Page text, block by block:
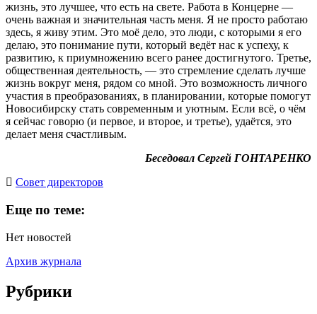
жизнь, это лучшее, что есть на свете. Работа в Концерне —
очень важная и значительная часть меня. Я не просто работаю
здесь, я живу этим. Это моё дело, это люди, с которыми я его
делаю, это понимание пути, который ведёт нас к успеху, к
развитию, к приумножению всего ранее достигнутого. Третье,
общественная деятельность, — это стремление сделать лучше
жизнь вокруг меня, рядом со мной. Это возможность личного
участия в преобразованиях, в планировании, которые помогут
Новосибирску стать современным и уютным. Если всё, о чём
я сейчас говорю (и первое, и второе, и третье), удаётся, это
делает меня счастливым.
Беседовал Сергей ГОНТАРЕНКО
Cовет директоров
Еще по теме:
Нет новостей
Архив журнала
Рубрики